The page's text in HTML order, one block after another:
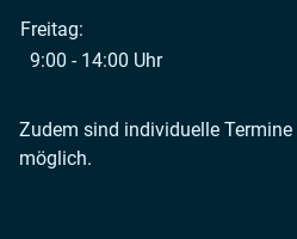
Freitag:
9:00 - 14:00 Uhr
Zudem sind individuelle
möglich.